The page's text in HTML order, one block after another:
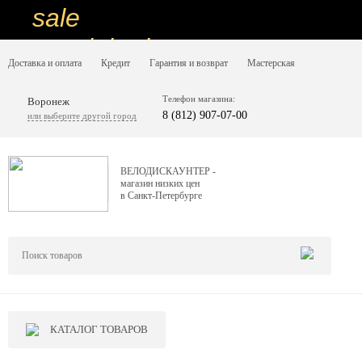
sale
special price
ну очень
вот дешево
sale
sale
Доставка и оплата Кредит Гарантия и возврат Мастерская
Воронеж
или выберите другой город
Телефон магазина:
8 (812) 907-07-00
ВЕЛОДИСКАУНТЕР -
магазин низких цен
в Санкт-Петербурге
КАТАЛОГ ТОВАРОВ